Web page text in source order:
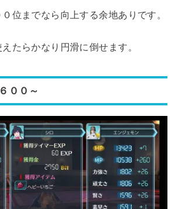
位までなら向上する余地ありです。
たらかなり円滑に倒せます。
００～